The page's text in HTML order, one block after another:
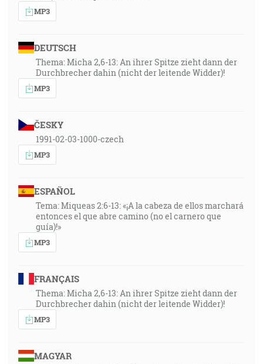
MP3
DEUTSCH
Thema: Micha 2,6-13: An ihrer Spitze zieht dann der
Durchbrecher dahin (nicht der leitende Widder)!
MP3
ČESKY
1991-02-03-1000-czech
MP3
ESPAÑOL
Tema: Miqueas 2:6-13: «¡A la cabeza de ellos marchará
entonces el que abre camino (no el carnero que
guía)!»
MP3
FRANÇAIS
Thema: Micha 2,6-13: An ihrer Spitze zieht dann der
Durchbrecher dahin (nicht der leitende Widder)!
MP3
MAGYAR